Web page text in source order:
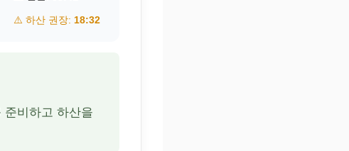
⚠️ 하산 권장: 18:32
비하고 하산을